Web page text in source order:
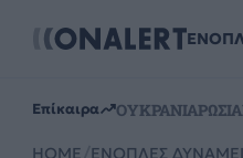
Επίκαιρα ΟΥΚΡΑΝΙΑΡΩΣΙΑ